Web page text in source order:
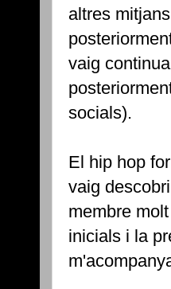
altres
vaig
socials).
El hip hop
vaig
membre
inicials i la